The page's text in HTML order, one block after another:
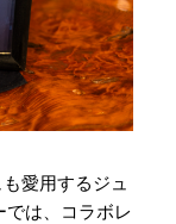
愛用するジュ
では、コラボレ